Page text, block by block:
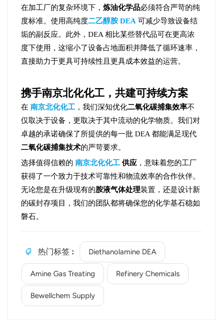
在加工厂的复杂环境下，炼油化学品必须符合严苛的纯
度标准。使用高纯度二乙醇胺 DEA 可减少导致设备结
垢的副反应。此外，DEA 相比某些替代品可在更高浓
度下使用，这缩小了设备占地面积并降低了循环速率，
直接助力于更具可持续性且更具成本效益的运营。
携手南京北化化工，共建可持续方案
在南京北化化工 ，我们深知优化二氧化碳捕集效率不
仅取决于设备，更取决于其中流动的化学物质。我们对
卓越的承诺确保了所提供的每一批 DEA 都能满足现代
二氧化碳捕集技术的严苛要求。
选择值得信赖的南京北化化工 供应 ，意味着您的工厂
获得了一个致力于技术可靠性和物流效率的合作伙伴。
无论您是在升级现有的胺液气体处理装置，还是设计新
的碳封存项目，我们的团队都将确保您的化学基石稳如
磐石。
热门标签 : Diethanolamine DEA
Amine Gas Treating Refinery Chemicals
Bewellchem Supply